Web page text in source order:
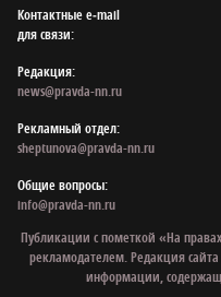
Контактные e‑mail
для связи:
Редакция:
news@pravda-nn.ru
Рекламный отдел:
sheptunova@pravda-nn.ru
Общие вопросы:
info@pravda-nn.ru
Публикации с пометкой «На
рекламодателем. Редакция сайта
информации,